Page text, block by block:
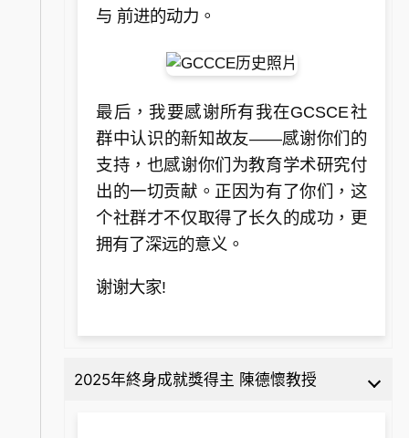
与 前进的动力。
最后，我要感谢所有我在GCSCE社
群中认识的新知故友——感谢你们的
支持，也感谢你们为教育学术研究付
出的一切贡献。正因为有了你们，这
个社群才不仅取得了长久的成功，更
拥有了深远的意义。
谢谢大家!
2025年終身成就獎得主 陳德懷教授